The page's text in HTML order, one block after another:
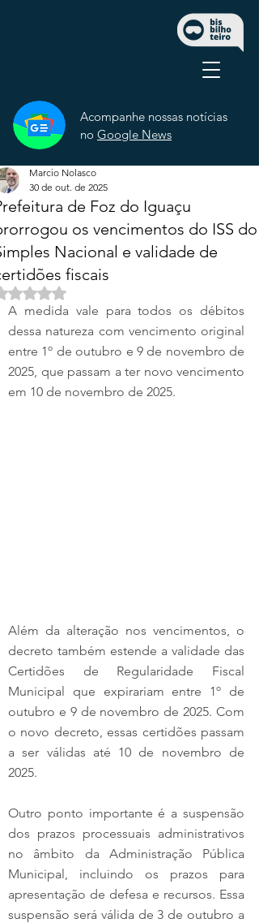
Acompanhe nossas notícias
no Google News
de Foz do Iguaçu
os vencimentos do ISS do
Nacional e validade de
fiscais
Marcio Nolasco
30 de out. de 2025
Avaliado com NaN de 5 estrelas.
A medida vale para todos os débitos
dessa natureza com vencimento original
entre 1º de outubro e 9 de novembro de
2025, que passam a ter novo vencimento
em 10 de novembro de 2025.
Além da alteração nos vencimentos, o
decreto também estende a validade das
Certidões de Regularidade Fiscal
Municipal que expirariam entre 1º de
outubro e 9 de novembro de 2025. Com
o novo decreto, essas certidões passam
a ser válidas até 10 de novembro de
2025.
Outro ponto importante é a suspensão
dos prazos processuais administrativos
no âmbito da Administração Pública
Municipal, incluindo os prazos para
apresentação de defesa e recursos. Essa
suspensão será válida de 3 de outubro a